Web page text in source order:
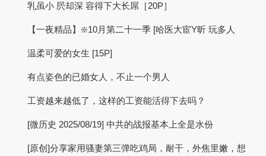
乳虽小 屄却深 容得下大长屌［20P］
【一夜精品】❇️10月第二十一季 [哈医大宦Y昕 玩多人
温柔可爱的女生 [15P]
有点姿色的已婚女人，不止一个男人
工资越来越低了，这样的工资能活得下去吗？
[微历史 2025/08/19] 中共的战报基本上全是水份
[原创]分享家用骚妻第三弹吃鸡局，耐干，外焦里嫩，想